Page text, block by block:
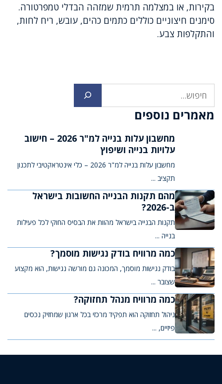
בקירות, או במצלמה תרמית שמזהה הבדלי טמפרטורה.
סימנים חיצוניים כוללים כתמים כהים, עובש, ריח לחות,
והתקלפות צבע.
מאמרים נוספים
מחשבון עלות בנייה למ"ר 2026 – חישוב
עלויות בנייה ושיפוץ
מחשבון עלות בנייה למ"ר 2026 – כלי אינטראקטיבי לתכנון
תקציב ...
מהם תקנות הבנייה החשובות בישראל
ב-2026?
תקנות הבנייה בישראל מהוות את הבסיס החוקי לכל פעילות
בנייה ...
כמה מרוויח בודק נגישות מוסמך?
בודק נגישות מוסמך, המכונה גם מורשה נגישות, הוא מקצוע
שצובר ...
כמה מרוויח מנהל תחזוקה?
ניהול תחזוקה הוא תפקיד מרכזי בכל ארגון שמחזיק נכסים
פיזיים, ...